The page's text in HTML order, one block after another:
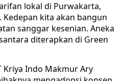
lokal di Purwakarta,
kita akan bangun
sanggar kesenian. Aneka
diterapkan di Green
Kriya Indo Makmur Ary